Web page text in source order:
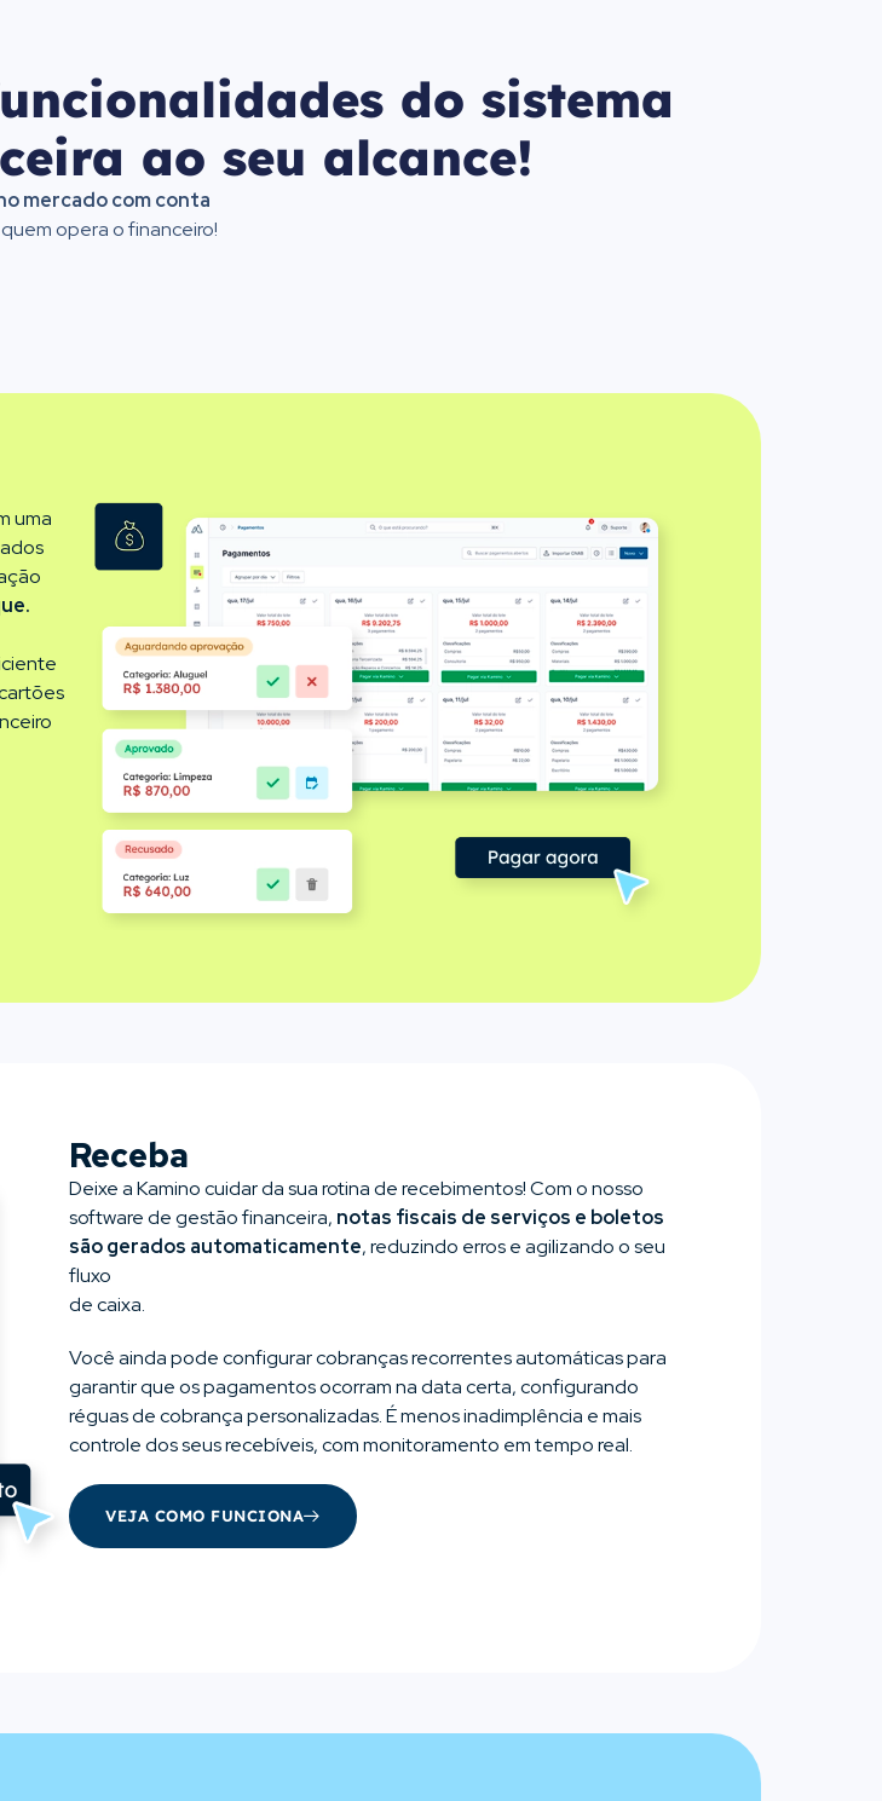
do sistema
ao seu alcance!​
mercado com conta
opera o financeiro!
uma
Receba
Deixe a Kamino cuidar da sua rotina de recebimentos! Com o nosso
software de gestão financeira, notas fiscais de serviços e boletos
são gerados automaticamente, reduzindo erros e agilizando o seu
fluxo
de caixa.
Você ainda pode configurar cobranças recorrentes automáticas para
garantir que os pagamentos ocorram na data certa, configurando
réguas de cobrança personalizadas. É menos inadimplência e mais
controle dos seus recebíveis, com monitoramento em tempo real.
VEJA COMO FUNCIONA